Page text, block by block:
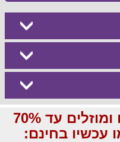
קבלו מבצעים לוהטים ומוזלים עד 70%
עכשיו בחינם: